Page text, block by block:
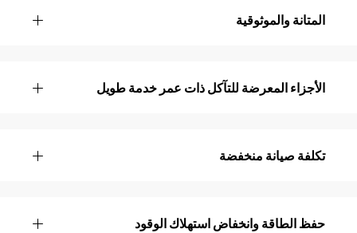
المتانة والموثوقية
الأجزاء المعرضة للتآكل ذات عمر خدمة طويل
تكلفة صيانة منخفضة
حفظ الطاقة وانخفاض استهلاك الوقود